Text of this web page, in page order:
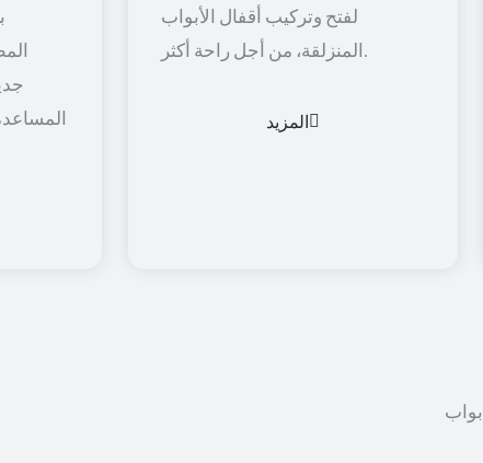
لفتح وتركيب أقفال الأبواب
المنزلقة، من أجل راحة أكثر.
المزيد